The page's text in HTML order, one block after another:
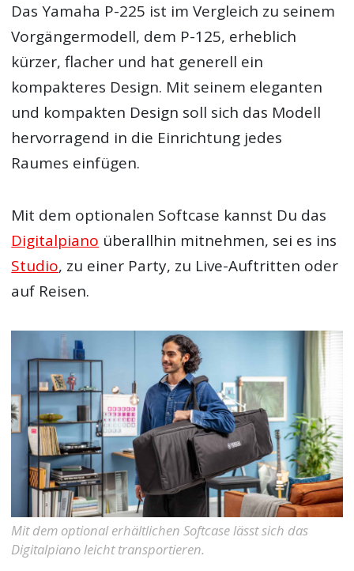
Das Yamaha P-225 ist im Vergleich zu seinem
Vorgängermodell, dem P-125, erheblich
kürzer, flacher und hat generell ein
kompakteres Design. Mit seinem eleganten
und kompakten Design soll sich das Modell
hervorragend in die Einrichtung jedes
Raumes einfügen.
Mit dem optionalen Softcase kannst Du das
Digitalpiano überallhin mitnehmen, sei es ins
Studio, zu einer Party, zu Live-Auftritten oder
auf Reisen.
Mit dem optional erhältlichen Softcase lässt sich das
Digitalpiano leicht transportieren.